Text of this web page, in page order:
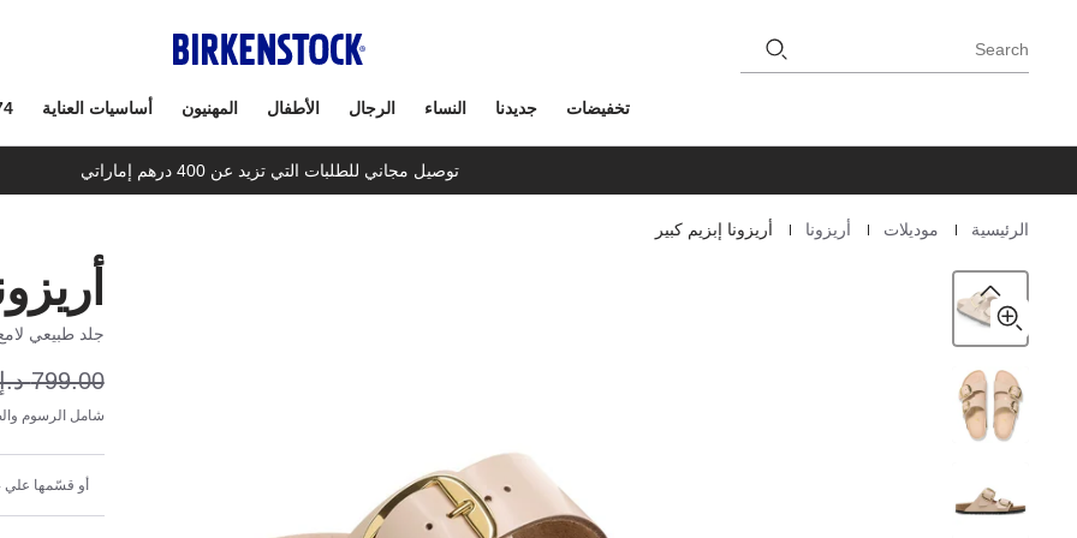
Search
تخفيضات جديدنا النساء الرجال الأطفال المهنيون أساسيات العناية
توصيل مجاني للطلبات التي تزيد عن 400 درهم إماراتي
Homepage الرئيسية موديلات أريزونا أريزونا إبزيم كبير
جلد طبيعي
799.00 د.إ
شامل الرسوم
أو قسّمها علي 4 دفعات شهرية بقيمة 159.80 د.إ